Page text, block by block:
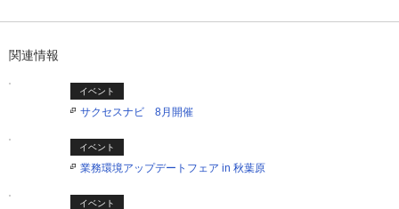
関連情報
イベント
サクセスナビ 8月開催
イベント
業務環境アップデートフェア in 秋葉原
イベント